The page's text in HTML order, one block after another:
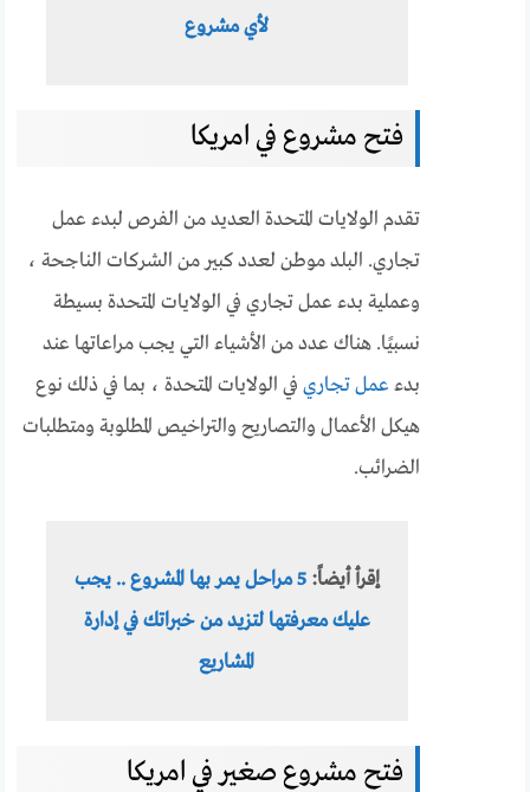
لأي مشروع
فتح مشروع في امريكا
تقدم الولايات المتحدة العديد من الفرص لبدء عمل
تجاري. البلد موطن لعدد كبير من الشركات الناجحة ،
وعملية بدء عمل تجاري في الولايات المتحدة بسيطة
نسبيًا. هناك عدد من الأشياء التي يجب مراعاتها عند
بدء عمل تجاري في الولايات المتحدة ، بما في ذلك نوع
هيكل الأعمال والتصاريح والتراخيص المطلوبة ومتطلبات
الضرائب.
إقرأ أيضاً:
5 مراحل يمر بها المشروع .. يجب
عليك معرفتها لتزيد من خبراتك في إدارة
المشاريع
فتح مشروع صغير في امريكا